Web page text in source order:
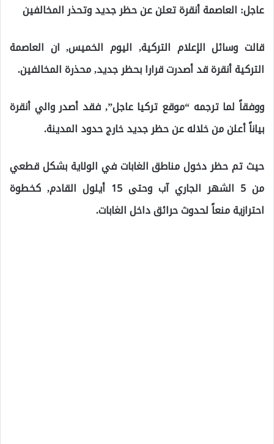
عاجل: العاصمة أنقرة تعلن عن حظر جديد وتحذر المخالفين
قالت وسائل الإعلام التركية, اليوم الخميس, ان العاصمة
التركية أنقرة قد أصدرت قرارا بحظر جديد, محذرة المخالفين.
ووفقاً لما ترجمه “موقع تركيا عاجل”, فقد أصدر والي أنقرة
بياناً أعلن من خلاله عن حظر جديد خارج حدود المدينة.
حيث تم حظر دخول مناطق الغابات في الولاية بشكل قطعي
من 5 الشهر الجاري آب وحتى 15 أيلول القادم, كخطوة
احترازية منعاً لحدوث حرائق داخل الغابات.